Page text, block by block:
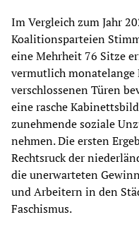
Im Vergleich zum Jahr
Koalitionsparteien
eine Mehrheit 76 Sitze
vermutlich
verschlossenen Türen
eine rasche
zunehmende soziale
nehmen. Die ersten
Rechtsruck der
die unerwarteten
und Arbeitern in den
Faschismus.